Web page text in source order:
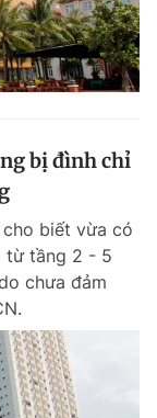
bị đình chỉ
cho biết vừa có
từ tầng 2 - 5
chưa đảm